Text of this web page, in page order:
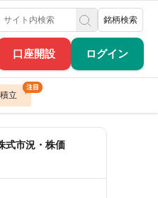
口座開設 ログイン
銘柄検索
立
式市況・株価